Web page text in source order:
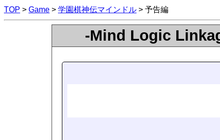
TOP > Game > 学園棋神伝マインドル > 予告編
-Mind Logic